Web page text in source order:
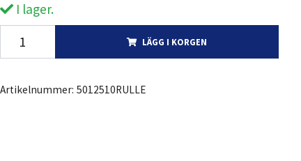
I lager.
LÄGG I KORGEN
Artikelnummer: 5012510RULLE